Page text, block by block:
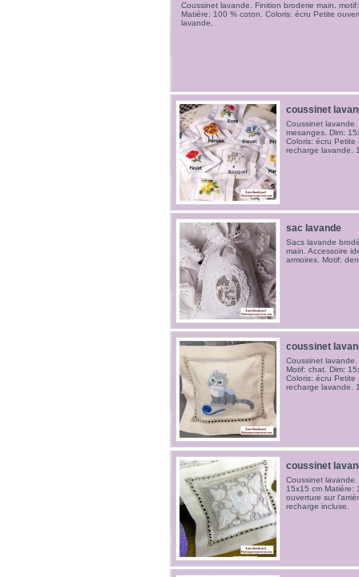
Coussinet lavande. Finition broderie main.
Matiére: 100 % coton. Coloris: écru Petite
lavande.
coussinet
Coussinet
mesanges. Dim:
Coloris: écru Petite
recharge lavande.
sac lavande
Sacs lavande
main. Accessoire
armoires. Motif:
coussinet
Coussinet
Motif: chat. Dim:
Coloris: écru Petite
recharge lavande.
coussinet
Coussinet
15x15 cm
ouverture sur
recharge incluse.